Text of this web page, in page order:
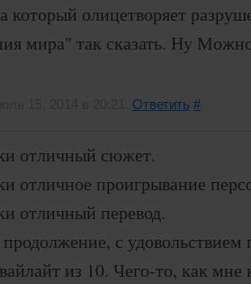
который олицетворяет
мира" так сказать. Ну
Ответить #
отличный сюжет.
отличное проигрывание
отличный перевод.
продолжение, с удовольствием
из 10. Чего-то, как мне